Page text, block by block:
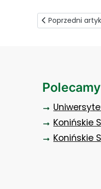
Poprzedni
Poprzedni
Polecamy
Konińskie
Konińskie